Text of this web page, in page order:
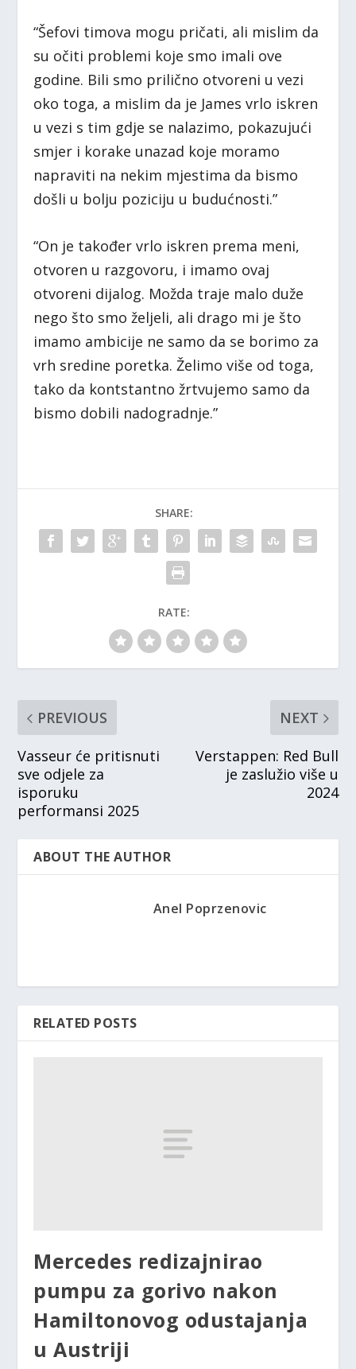
“Šefovi timova mogu pričati, ali mislim da
su očiti problemi koje smo imali ove
godine. Bili smo prilično otvoreni u vezi
oko toga, a mislim da je James vrlo iskren
u vezi s tim gdje se nalazimo, pokazujući
smjer i korake unazad koje moramo
napraviti na nekim mjestima da bismo
došli u bolju poziciju u budućnosti.”
“On je također vrlo iskren prema meni,
otvoren u razgovoru, i imamo ovaj
otvoreni dijalog. Možda traje malo duže
nego što smo željeli, ali drago mi je što
imamo ambicije ne samo da se borimo za
vrh sredine poretka. Želimo više od toga,
tako da kontstantno žrtvujemo samo da
bismo dobili nadogradnje.”
SHARE:
RATE:
PREVIOUS
Vasseur će pritisnuti
sve odjele za
isporuku
performansi 2025
NEXT
Verstappen: Red Bull
je zaslužio više u
2024
ABOUT THE AUTHOR
Anel Poprzenovic
RELATED POSTS
Mercedes redizajnirao
pumpu za gorivo nakon
Hamiltonovog odustajanja
u Austriji